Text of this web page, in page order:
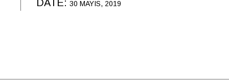
DATE: 30 MAYIS, 2019